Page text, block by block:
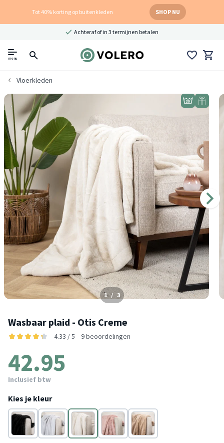
Tot 40% korting op buitenkleden SHOP NU
Achteraf of in 3 termijnen betalen
menu
Vloerkleden
1 / 3
Wasbaar plaid - Otis Creme
4.33 / 5 9 beoordelingen
42.95
Inclusief btw
Kies je kleur
Zwart LichtgrijsCrème Roze
Taupe